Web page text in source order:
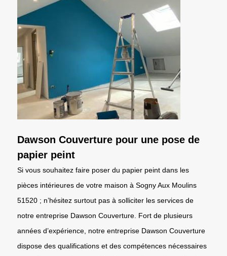
Dawson Couverture pour une pose de
papier peint
Si vous souhaitez faire poser du papier peint dans les
pièces intérieures de votre maison à Sogny Aux Moulins
51520 ; n’hésitez surtout pas à solliciter les services de
notre entreprise Dawson Couverture. Fort de plusieurs
années d’expérience, notre entreprise Dawson Couverture
dispose des qualifications et des compétences nécessaires